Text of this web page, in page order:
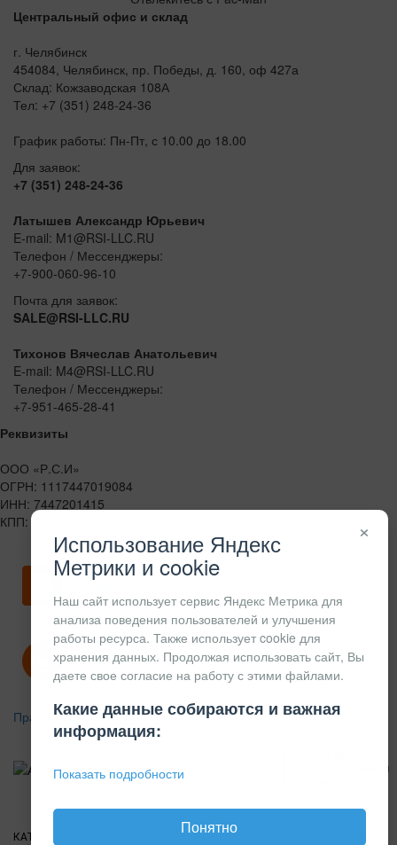
Центральный офис и склад
г. Челябинск
454084, Челябинск, пр. Победы, д. 160, оф 427а
Склад: Кожзаводская 108А
Тел: +7 (351) 248-24-36
График работы: Пн-Пт, с 10.00 до 18.00
Для заявок:
+7 (351) 248-24-36
Латышев Александр Юрьевич
E-mail: M1@RSI-LLC.RU
Телефон / Мессенджеры:
+7-900-060-96-10
Почта для заявок:
SALE@RSI-LLC.RU
Тихонов Вячеслав Анатольевич
E-mail: M4@RSI-LLC.RU
Телефон / Мессенджеры:
+7-951-465-28-41
Реквизиты
ООО «Р.С.И»
ОГРН: 1117447019084
ИНН: 7447201415
КПП: 744701001
Скачать карточку предприятия
Политика конфиденциальности
Правила возврата
КОНСТРУКЦИОННЫЙ
КАТАЛОГ
×
Использование Яндекс
Метрики и cookie
Наш сайт использует сервис Яндекс Метрика для
анализа поведения пользователей и улучшения
работы ресурса. Также использует cookie для
хранения данных. Продолжая использовать сайт, Вы
даете свое согласие на работу с этими файлами.
Какие данные собираются и важная
информация:
Показать подробности
Понятно